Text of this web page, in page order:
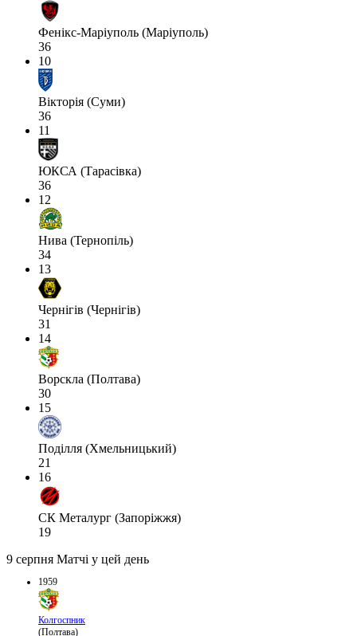
Фенікс-Маріуполь (Маріуполь)
36
10
Вікторія (Суми)
36
11
ЮКСА (Тарасівка)
36
12
Нива (Тернопіль)
34
13
Чернігів (Чернігів)
31
14
Ворскла (Полтава)
30
15
Поділля (Хмельницький)
21
16
СК Металург (Запоріжжя)
19
9 серпня Матчі у цей день
1959
Колгоспник
(Полтава)